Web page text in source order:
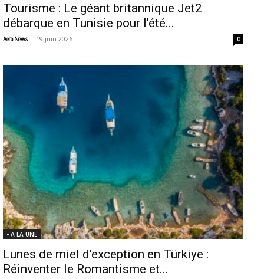
Tourisme : Le géant britannique Jet2
débarque en Tunisie pour l’été...
Aero News - 19 juin 2026 0
- A LA UNE
Lunes de miel d’exception en Türkiye :
Réinventer le Romantisme et...